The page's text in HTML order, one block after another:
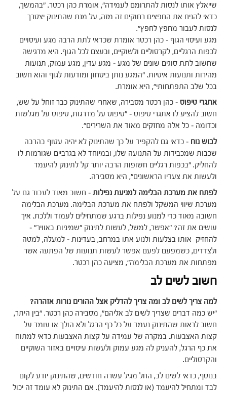
שייאלץ אותו לנסות להתרומם לעמידה", אומרת כהן רכטר. "בהמשך,
כדאי להניח את החפצים רחוקים זה מזה, על מנת שהתינוק יצטרך
לנסות לעבור מחפץ לחפץ".
מגע ועיסוי הגוף – כהן רכטר אומרת שכדאי לתת הרבה מגע ועיסויים
לכפות הרגליים, לקרסוליים ולשוקיים, ובעצם לכל הגוף. היא מדגישה
שחשוב לתת סוגים שונים של מגע – מגע עדין, מגע עמוק, תנועות
מהירות ותנועות איטיות. "המגע נותן ביטחון ומודעות לגוף והוא חשוב
בכל שלב התפתחותי", היא אומרת.
אתגרי טיפוס – כהן רכטר מסבירה, שאחרי שהתינוק כבר זוחל על שש,
חשוב להציע לו אתגרי טיפוס – "טיפוס על מדרגות, טיפוס על מגלשות
וכדומה – כל אלה מחזקים מאוד את השרירים".
לבוש נוח – כדאי גם להקפיד על כך שהתינוק לא יהיה עטוף בהרבה
שכבות שמכבידות על התנועה שלו, ובמיוחד לא בגרביים שגורמות לו
להחליק. "בכפות רגליים חשופות הרבה יותר קל לתינוק להיעמד
ולעשות את צעדיו הראשונים", היא מסבירה.
לפתח את מערכת הבלימה למניעת נפילות – חשוב מאוד לעבוד גם על
מערכת שיווי המשקל ולפתח את מערכת הבלימה. מערכת הבלימה
חשובה מאוד כדי למנוע נפילות ברגע שמתחילים לעמוד וללכת. איך
עושים את זה? "אפשר, למשל, לעשות לתינוק "שמיניות באוויר" –
להחזיק אותו בצלעות ולנוע אתו במרחב, בעדינות – למעלה, למטה
ולצדדים, כשמפעם לפעם אפשר לעשות תנועות של הפתעה אשר
מפתחות את מערכת הבלימה", מציעה כהן רכטר.
חשוב לשים לב
למה צריך לשים לב ומה צריך להדליק אצל ההורים נורות אזהרה?
"יש כמה דברים שצריך לשים לב אליהם", מסבירה כהן רכטר. "בין היתר,
חשוב לראות שהתינוק נעמד על כל כף הרגל ולא הולך או עומד על
קצות האצבעות. במקרה של עמידה על קצות האצבעות כדאי למתוח
את כף הרגל, להעניק לה מגע עמוק ולעשות עיסויים באזור השוקיים
והקרסוליים.
בנוסף, כדאי לשים לב, החל מגיל עשרה חודשים, שהתינוק יודע לקום
לבד ומתחיל להיעמד (או לנסות להיעמד). אם התינוק לא עומד זה יכול